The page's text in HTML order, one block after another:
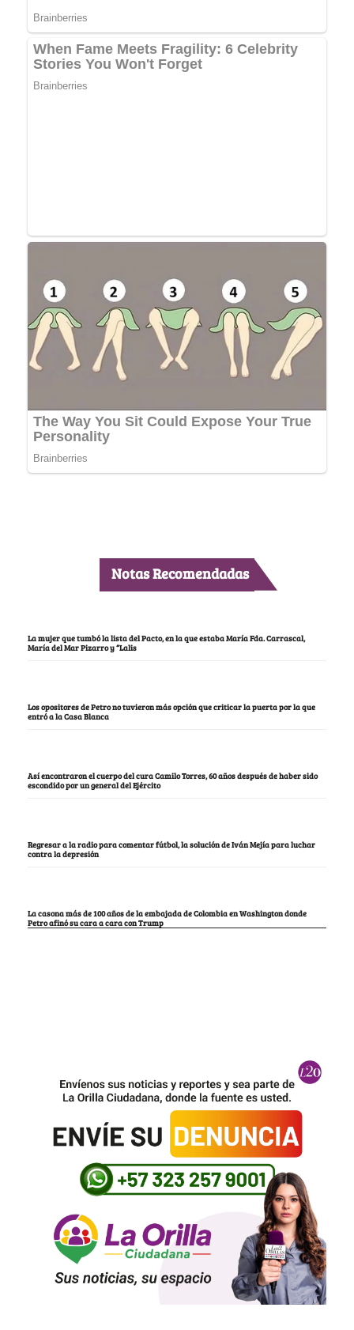
Notas Recomendadas
La mujer que tumbó la lista del Pacto, en la que estaba María Fda. Carrascal,
María del Mar Pizarro y “Lalis
Los opositores de Petro no tuvieron más opción que criticar la puerta por la que
entró a la Casa Blanca
Así encontraron el cuerpo del cura Camilo Torres, 60 años después de haber sido
escondido por un general del Ejército
Regresar a la radio para comentar fútbol, la solución de Iván Mejía para luchar
contra la depresión
La casona más de 100 años de la embajada de Colombia en Washington donde
Petro afinó su cara a cara con Trump